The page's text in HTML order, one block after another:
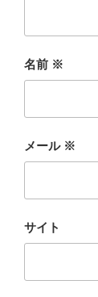
名前 ※
メール ※
サイト